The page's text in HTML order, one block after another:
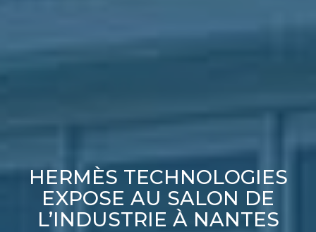
HERMÈS TECHNOLOGIES
EXPOSE AU SALON DE
L’INDUSTRIE À NANTES